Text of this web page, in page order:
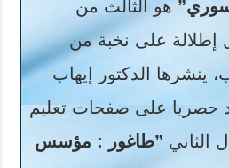
هو الثالث من
على نخبة من
ينشرها الدكتور إيهاب
حصريا على صفحات تعليم
الثاني ”طاغور : مؤسس